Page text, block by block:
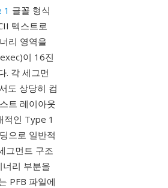
1 글꼴 형식
텍스트로
리 영역을
이 16진
. 각 세그먼
도 상당히 컴
트 레이아웃
적인 Type 1
으로 일반적
그먼트 구조
리 부분을
PFB 파일에